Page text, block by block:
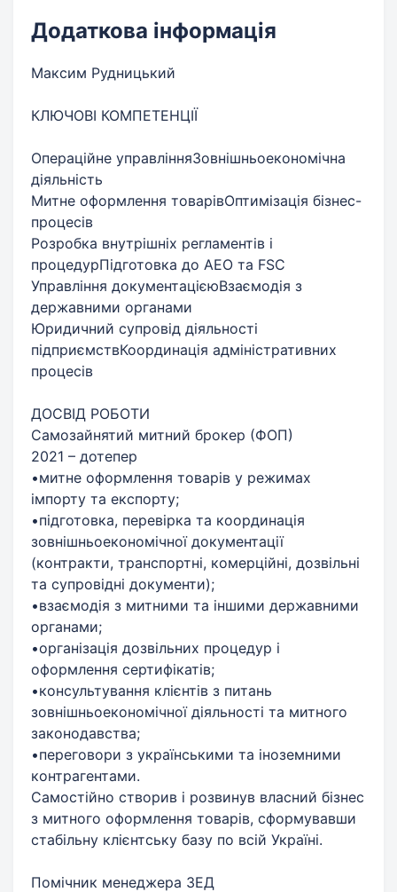
Додаткова інформація
Максим Рудницький
КЛЮЧОВІ КОМПЕТЕНЦІЇ
Операційне управлінняЗовнішньоекономічна
діяльність
Митне оформлення товарівОптимізація бізнес-
процесів
Розробка внутрішніх регламентів і
процедурПідготовка до АЕО та FSC
Управління документацієюВзаємодія з
державними органами
Юридичний супровід діяльності
підприємствКоординація адміністративних
процесів
ДОСВІД РОБОТИ
Самозайнятий митний брокер (ФОП)
2021 – дотепер
•митне оформлення товарів у режимах
імпорту та експорту;
•підготовка, перевірка та координація
зовнішньоекономічної документації
(контракти, транспортні, комерційні, дозвільні
та супровідні документи);
•взаємодія з митними та іншими державними
органами;
•організація дозвільних процедур і
оформлення сертифікатів;
•консультування клієнтів з питань
зовнішньоекономічної діяльності та митного
законодавства;
•переговори з українськими та іноземними
контрагентами.
Самостійно створив і розвинув власний бізнес
з митного оформлення товарів, сформувавши
стабільну клієнтську базу по всій Україні.
Помічник менеджера ЗЕД